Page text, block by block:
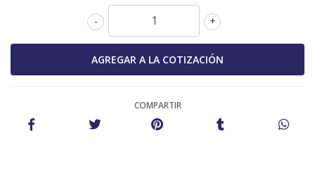
+
-
COMPARTIR